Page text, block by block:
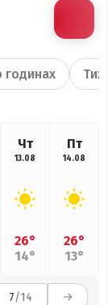
годинах
Чт
13.08
26°
14°
Пт
14.08
26°
13°
7/14